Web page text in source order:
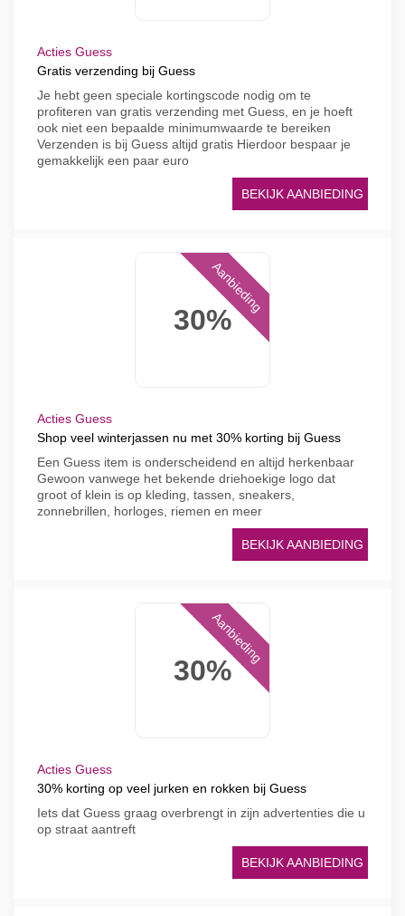
Acties Guess
Gratis verzending bij Guess
Je hebt geen speciale kortingscode nodig om te
profiteren van gratis verzending met Guess, en je hoeft
ook niet een bepaalde minimumwaarde te bereiken
Verzenden is bij Guess altijd gratis Hierdoor bespaar je
gemakkelijk een paar euro
BEKIJK AANBIEDING
30%
Aanbieding
Acties Guess
Shop veel winterjassen nu met 30% korting bij Guess
Een Guess item is onderscheidend en altijd herkenbaar
Gewoon vanwege het bekende driehoekige logo dat
groot of klein is op kleding, tassen, sneakers,
zonnebrillen, horloges, riemen en meer
BEKIJK AANBIEDING
30%
Aanbieding
Acties Guess
30% korting op veel jurken en rokken bij Guess
Iets dat Guess graag overbrengt in zijn advertenties die u
op straat aantreft
BEKIJK AANBIEDING